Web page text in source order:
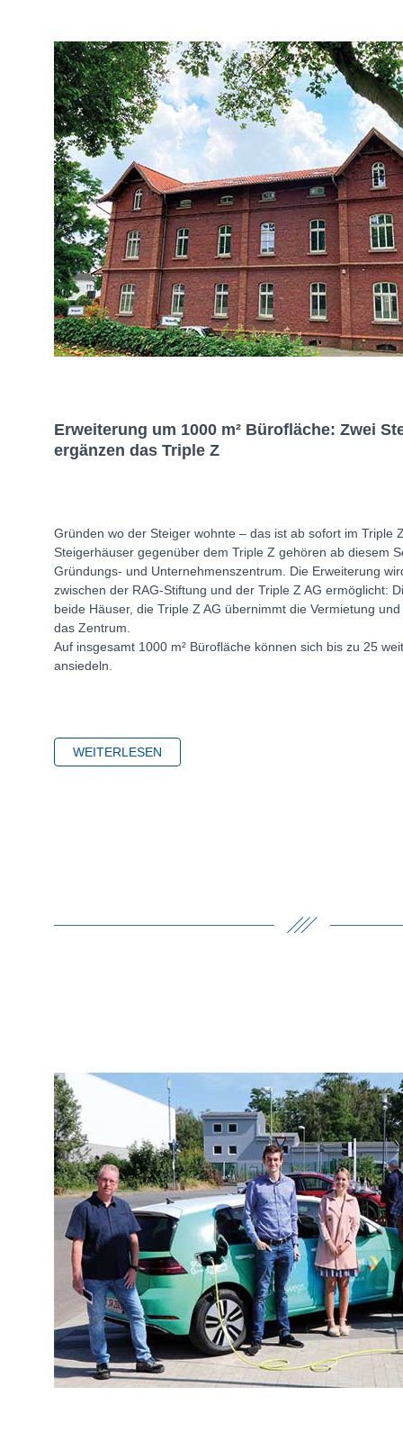
Erweiterung um 1000 m² Bürofläche: Zwei
ergänzen das Triple Z
Gründen wo der Steiger wohnte – das ist ab sofort im Triple
Steigerhäuser gegenüber dem Triple Z gehören ab diesem
Gründungs- und Unternehmenszentrum. Die Erweiterung
zwischen der RAG-Stiftung und der Triple Z AG ermöglicht:
beide Häuser, die Triple Z AG übernimmt die Vermietung
das Zentrum.
Auf insgesamt 1000 m² Bürofläche können sich bis zu 25
ansiedeln.
WEITERLESEN